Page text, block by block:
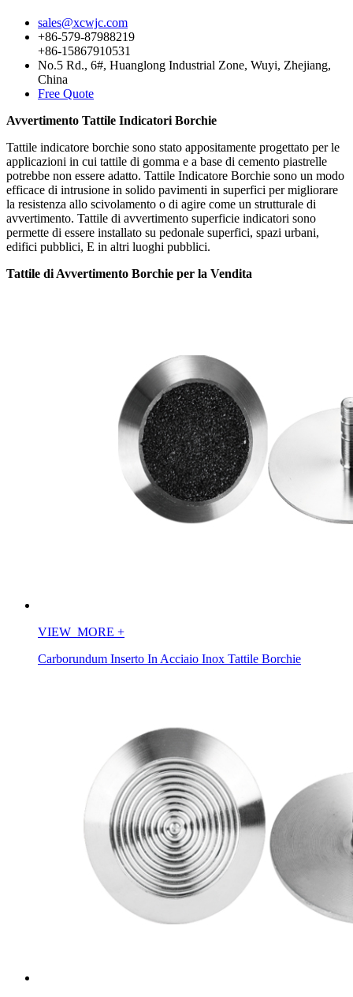
sales@xcwjc.com
+86-579-87988219
+86-15867910531
No.5 Rd., 6#, Huanglong Industrial Zone, Wuyi, Zhejiang,
China
Free Quote
Avvertimento Tattile Indicatori Borchie
Tattile indicatore borchie sono stato appositamente progettato per le
applicazioni in cui tattile di gomma e a base di cemento piastrelle
potrebbe non essere adatto. Tattile Indicatore Borchie sono un modo
efficace di intrusione in solido pavimenti in superfici per migliorare
la resistenza allo scivolamento o di agire come un strutturale di
avvertimento. Tattile di avvertimento superficie indicatori sono
permette di essere installato su pedonale superfici, spazi urbani,
edifici pubblici, E in altri luoghi pubblici.
Tattile di Avvertimento Borchie per la Vendita
VIEW_MORE +
Carborundum Inserto In Acciaio Inox Tattile Borchie